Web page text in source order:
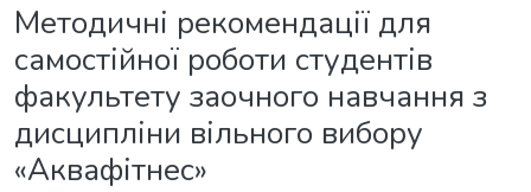
Методичні рекомендації для
самостійної роботи студентів
факультету заочного навчання з
дисципліни вільного вибору
«Аквафітнес»